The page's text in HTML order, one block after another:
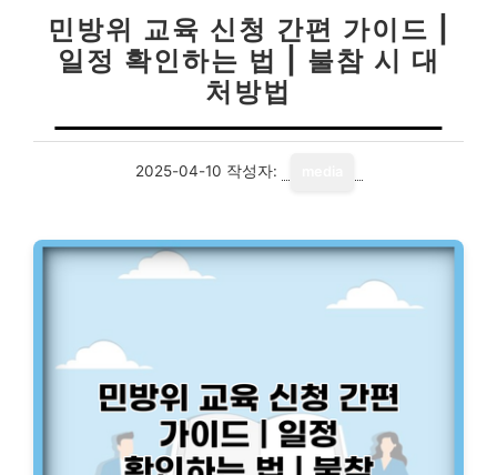
민방위 교육 신청 간편 가이드 |
일정 확인하는 법 | 불참 시 대
처방법
2025-04-10 작성자: